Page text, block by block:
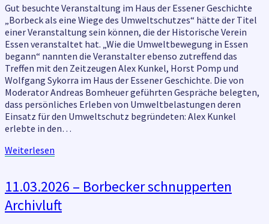
eine
Wiege
des
Umweltschutzes
Gut besuchte Veranstaltung im Haus der Essener Geschichte
„Borbeck als eine Wiege des Umweltschutzes“ hätte der Titel
einer Veranstaltung sein können, die der Historische Verein
Essen veranstaltet hat. „Wie die Umweltbewegung in Essen
begann“ nannten die Veranstalter ebenso zutreffend das
Treffen mit den Zeitzeugen Alex Kunkel, Horst Pomp und
Wolfgang Sykorra im Haus der Essener Geschichte. Die von
Moderator Andreas Bomheuer geführten Gespräche belegten,
dass persönliches Erleben von Umweltbelastungen deren
Einsatz für den Umweltschutz begründeten: Alex Kunkel
erlebte in den…
Weiterlesen
11.03.2026
–
Borbecker
11.03.2026 – Borbecker schnupperten
Archivluft